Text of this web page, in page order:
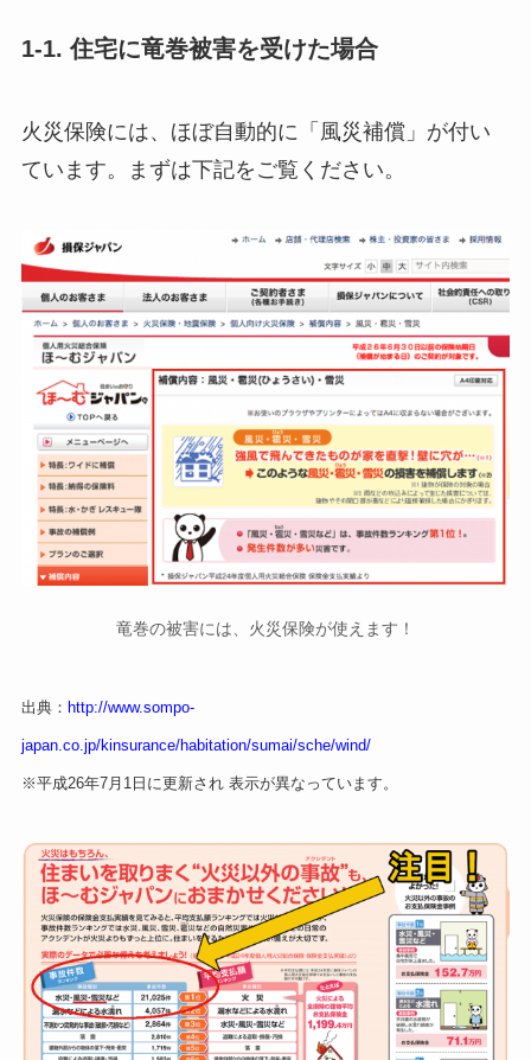
1-1. 住宅に竜巻被害を受けた場合
火災保険には、ほぼ自動的に「風災補償」が付い
ています。まずは下記をご覧ください。
竜巻の被害には、火災保険が使えます！
出典： http://www.sompo-
japan.co.jp/kinsurance/habitation/sumai/sche/wind/
※平成26年7月1日に更新され 表示が異なっています。